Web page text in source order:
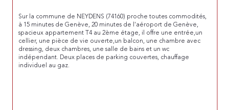
Sur la commune de NEYDENS (74160) proche toutes commodités,
à 15 minutes de Genève, 20 minutes de l'aéroport de Genève,
spacieux appartement T4 au 2ème étage, il offre une entrée,un
cellier, une pièce de vie ouverte,un balcon, une chambre avec
dressing, deux chambres, une salle de bains et un wc
indépendant. Deux places de parking couvertes, chauffage
individuel au gaz.